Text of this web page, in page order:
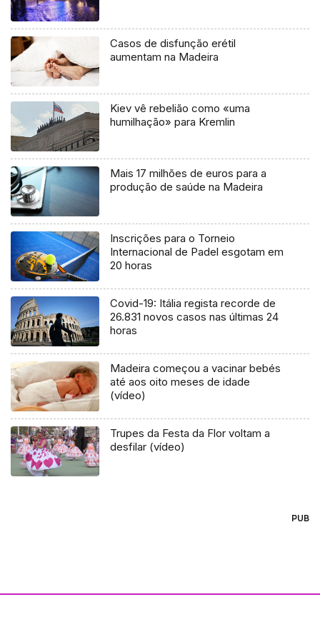
Casos de disfunção erétil
aumentam na Madeira
Kiev vê rebelião como «uma
humilhação» para Kremlin
Mais 17 milhões de euros para a
produção de saúde na Madeira
Inscrições para o Torneio
Internacional de Padel esgotam em
20 horas
Covid-19: Itália regista recorde de
26.831 novos casos nas últimas 24
horas
Madeira começou a vacinar bebés
até aos oito meses de idade
(vídeo)
Trupes da Festa da Flor voltam a
desfilar (vídeo)
PUB